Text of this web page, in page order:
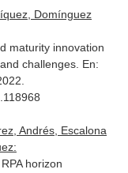
Domínguez
maturity innovation
challenges. En:
Andrés, Escalona
horizon